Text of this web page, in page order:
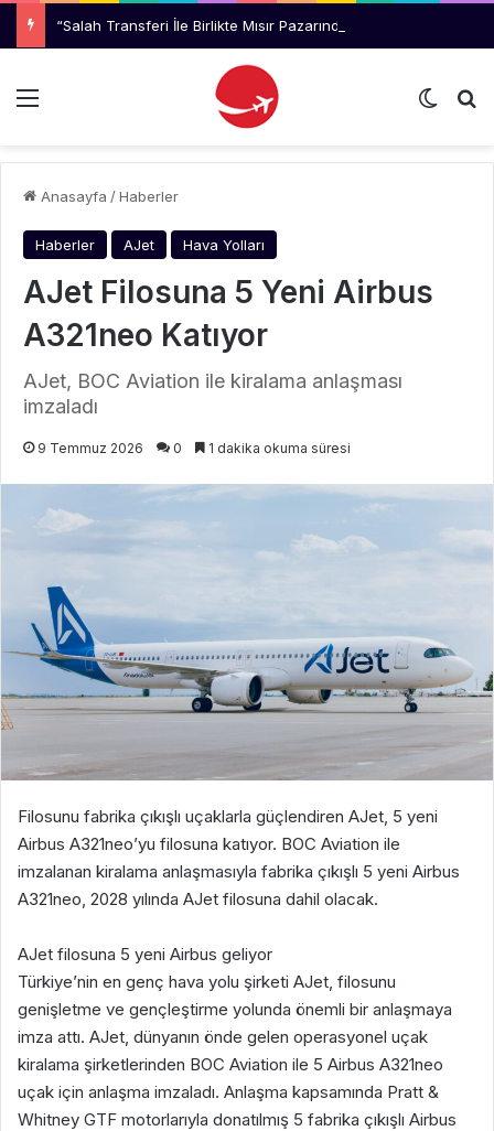
Menü Dış
Anasayfa /Haberler
Haberler AJet Hava Yolları
AJet Filosuna 5 Yeni Airbus
A321neo Katıyor
AJet, BOC Aviation ile kiralama anlaşması
imzaladı
9 Temmuz 2026 0 1 dakika okuma süresi
Filosunu fabrika çıkışlı uçaklarla güçlendiren AJet, 5 yeni
Airbus A321neo’yu filosuna katıyor. BOC Aviation ile
imzalanan kiralama anlaşmasıyla fabrika çıkışlı 5 yeni Airbus
A321neo, 2028 yılında AJet filosuna dahil olacak.
AJet filosuna 5 yeni Airbus geliyor
Türkiye’nin en genç hava yolu şirketi AJet, filosunu
genişletme ve gençleştirme yolunda önemli bir anlaşmaya
imza attı. AJet, dünyanın önde gelen operasyonel uçak
kiralama şirketlerinden BOC Aviation ile 5 Airbus A321neo
uçak için anlaşma imzaladı. Anlaşma kapsamında Pratt &
Whitney GTF motorlarıyla donatılmış 5 fabrika çıkışlı Airbus